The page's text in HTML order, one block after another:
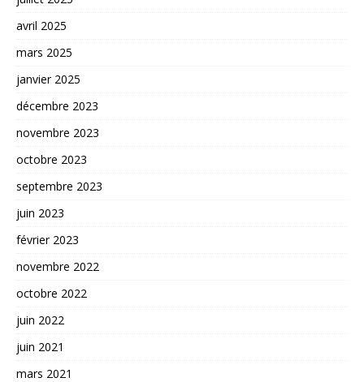
avril 2025
mars 2025
janvier 2025
décembre 2023
novembre 2023
octobre 2023
septembre 2023
juin 2023
février 2023
novembre 2022
octobre 2022
juin 2022
juin 2021
mars 2021